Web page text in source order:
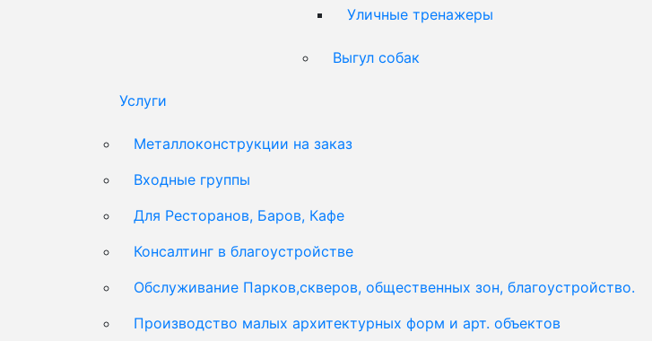
Уличные тренажеры
Выгул собак
Услуги
Металлоконструкции на заказ
Входные группы
Для Ресторанов, Баров, Кафе
Консалтинг в благоустройстве
Обслуживание Парков,скверов, общественных зон, благоустройство.
Производство малых архитектурных форм и арт. объектов